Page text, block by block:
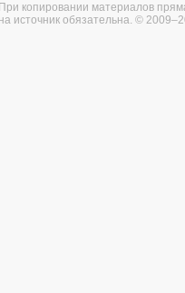
При копировании материалов
на источник обязательна. ©